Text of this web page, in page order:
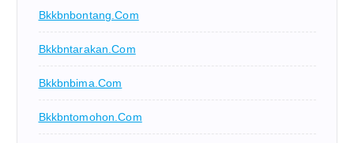
Bkkbnbontang.com
Bkkbntarakan.com
Bkkbnbima.com
Bkkbntomohon.com